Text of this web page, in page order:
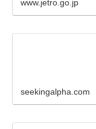
www.jetro.go.jp
seekingalpha.com